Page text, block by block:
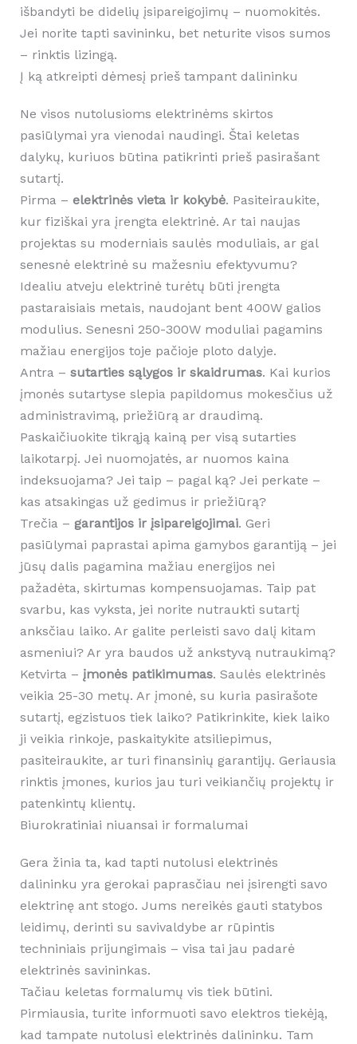
išbandyti be didelių įsipareigojimų – nuomokitės.
Jei norite tapti savininku, bet neturite visos sumos
– rinktis lizingą.
Į ką atkreipti dėmesį prieš tampant dalininku
Ne visos nutolusioms elektrinėms skirtos
pasiūlymai yra vienodai naudingi. Štai keletas
dalykų, kuriuos būtina patikrinti prieš pasirašant
sutartį.
Pirma – elektrinės vieta ir kokybė. Pasiteiraukite,
kur fiziškai yra įrengta elektrinė. Ar tai naujas
projektas su moderniais saulės moduliais, ar gal
senesnė elektrinė su mažesniu efektyvumu?
Idealiu atveju elektrinė turėtų būti įrengta
pastaraisiais metais, naudojant bent 400W galios
modulius. Senesni 250-300W moduliai pagamins
mažiau energijos toje pačioje ploto dalyje.
Antra – sutarties sąlygos ir skaidrumas. Kai kurios
įmonės sutartyse slepia papildomus mokesčius už
administravimą, priežiūrą ar draudimą.
Paskaičiuokite tikrąją kainą per visą sutarties
laikotarpį. Jei nuomojatės, ar nuomos kaina
indeksuojama? Jei taip – pagal ką? Jei perkate –
kas atsakingas už gedimus ir priežiūrą?
Trečia – garantijos ir įsipareigojimai. Geri
pasiūlymai paprastai apima gamybos garantiją – jei
jūsų dalis pagamina mažiau energijos nei
pažadėta, skirtumas kompensuojamas. Taip pat
svarbu, kas vyksta, jei norite nutraukti sutartį
anksčiau laiko. Ar galite perleisti savo dalį kitam
asmeniui? Ar yra baudos už ankstyvą nutraukimą?
Ketvirta – įmonės patikimumas. Saulės elektrinės
veikia 25-30 metų. Ar įmonė, su kuria pasirašote
sutartį, egzistuos tiek laiko? Patikrinkite, kiek laiko
ji veikia rinkoje, paskaitykite atsiliepimus,
pasiteiraukite, ar turi finansinių garantijų. Geriausia
rinktis įmones, kurios jau turi veikiančių projektų ir
patenkintų klientų.
Biurokratiniai niuansai ir formalumai
Gera žinia ta, kad tapti nutolusi elektrinės
dalininku yra gerokai paprasčiau nei įsirengti savo
elektrinę ant stogo. Jums nereikės gauti statybos
leidimų, derinti su savivaldybe ar rūpintis
techniniais prijungimais – visa tai jau padarė
elektrinės savininkas.
Tačiau keletas formalumų vis tiek būtini.
Pirmiausia, turite informuoti savo elektros tiekėją,
kad tampate nutolusi elektrinės dalininku. Tam